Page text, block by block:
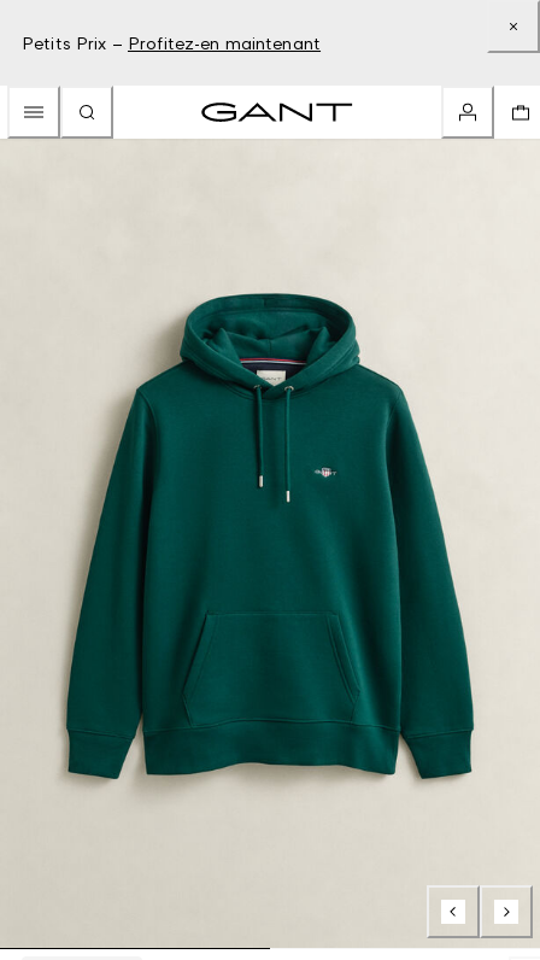
Petits Prix – Profitez-en maintenant